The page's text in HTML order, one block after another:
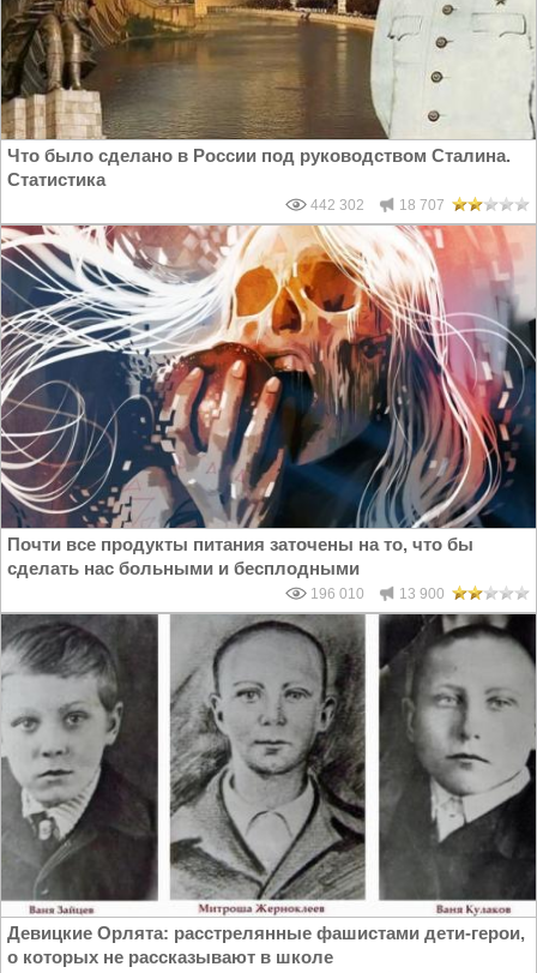
Что было сделано в России под руководством Сталина.
Статистика
442 302 18 707
Почти все продукты питания заточены на то, что бы
сделать нас больными и бесплодными
196 010 13 900
Девицкие Орлята: расстрелянные фашистами дети-герои,
о которых не рассказывают в школе